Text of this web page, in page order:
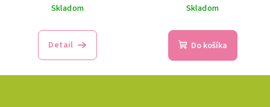
Skladom
Detail
Skladom
Do košíka